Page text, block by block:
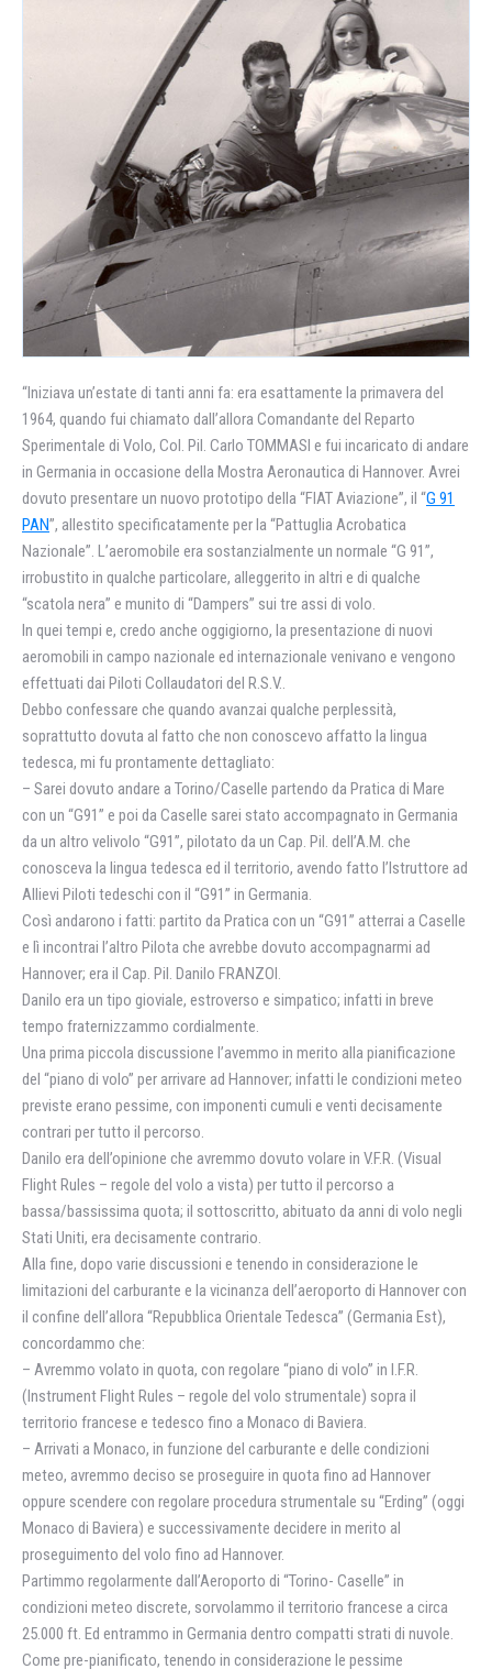
“Iniziava un’estate di tanti anni fa: era esattamente la primavera del
1964, quando fui chiamato dall’allora Comandante del Reparto
Sperimentale di Volo, Col. Pil. Carlo TOMMASI e fui incaricato di andare
in Germania in occasione della Mostra Aeronautica di Hannover. Avrei
dovuto presentare un nuovo prototipo della “FIAT Aviazione”, il “G 91
PAN”, allestito specificatamente per la “Pattuglia Acrobatica
Nazionale”. L’aeromobile era sostanzialmente un normale “G 91”,
irrobustito in qualche particolare, alleggerito in altri e di qualche
“scatola nera” e munito di “Dampers” sui tre assi di volo.
In quei tempi e, credo anche oggigiorno, la presentazione di nuovi
aeromobili in campo nazionale ed internazionale venivano e vengono
effettuati dai Piloti Collaudatori del R.S.V..
Debbo confessare che quando avanzai qualche perplessità,
soprattutto dovuta al fatto che non conoscevo affatto la lingua
tedesca, mi fu prontamente dettagliato:
– Sarei dovuto andare a Torino/Caselle partendo da Pratica di Mare
con un “G91” e poi da Caselle sarei stato accompagnato in Germania
da un altro velivolo “G91”, pilotato da un Cap. Pil. dell’A.M. che
conosceva la lingua tedesca ed il territorio, avendo fatto l’Istruttore ad
Allievi Piloti tedeschi con il “G91” in Germania.
Così andarono i fatti: partito da Pratica con un “G91” atterrai a Caselle
e lì incontrai l’altro Pilota che avrebbe dovuto accompagnarmi ad
Hannover; era il Cap. Pil. Danilo FRANZOI.
Danilo era un tipo gioviale, estroverso e simpatico; infatti in breve
tempo fraternizzammo cordialmente.
Una prima piccola discussione l’avemmo in merito alla pianificazione
del “piano di volo” per arrivare ad Hannover; infatti le condizioni meteo
previste erano pessime, con imponenti cumuli e venti decisamente
contrari per tutto il percorso.
Danilo era dell’opinione che avremmo dovuto volare in V.F.R. (Visual
Flight Rules – regole del volo a vista) per tutto il percorso a
bassa/bassissima quota; il sottoscritto, abituato da anni di volo negli
Stati Uniti, era decisamente contrario.
Alla fine, dopo varie discussioni e tenendo in considerazione le
limitazioni del carburante e la vicinanza dell’aeroporto di Hannover con
il confine dell’allora “Repubblica Orientale Tedesca” (Germania Est),
concordammo che:
– Avremmo volato in quota, con regolare “piano di volo” in I.F.R.
(Instrument Flight Rules – regole del volo strumentale) sopra il
territorio francese e tedesco fino a Monaco di Baviera.
– Arrivati a Monaco, in funzione del carburante e delle condizioni
meteo, avremmo deciso se proseguire in quota fino ad Hannover
oppure scendere con regolare procedura strumentale su “Erding” (oggi
Monaco di Baviera) e successivamente decidere in merito al
proseguimento del volo fino ad Hannover.
Partimmo regolarmente dall’Aeroporto di “Torino- Caselle” in
condizioni meteo discrete, sorvolammo il territorio francese a circa
25.000 ft. Ed entrammo in Germania dentro compatti strati di nuvole.
Come pre-pianificato, tenendo in considerazione le pessime